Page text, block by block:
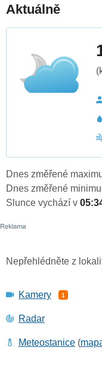
Aktuálně
Dnes změřené
Dnes změřené
Slunce vychází v
Nepřehlédněte z
Kamery 1
Radar
Meteostanice (